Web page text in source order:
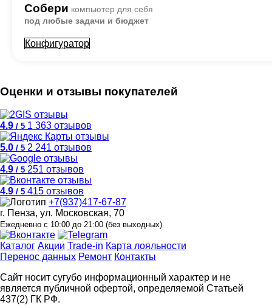
Собери компьютер для себя
под любые задачи и бюджет
Конфигуратор
Оценки и отзывы покупателей
4.9 / 5 1 363 отзывов
5.0 / 5 2 241 отзывов
4.9 / 5 251 отзывов
4.9 / 5 415 отзывов
+7(937)417-67-87
г. Пенза, ул. Московская, 70
Ежедневно с 10:00 до 21:00 (без выходных)
Каталог Акции Trade-in Карта лояльности
Перенос данных Ремонт Контакты
Сайт носит сугубо информационный характер и не
является публичной офертой, определяемой Статьей
437(2) ГК РФ.